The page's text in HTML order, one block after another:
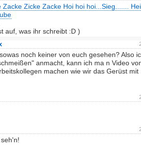
Zacke Zicke Zacke Hoi hoi hoi...Sieg.......
auf, was ihr schreibt :D )
noch keiner von euch gesehen? Also
anmacht, kann ich ma n Video
machen wie wir das Gerüst mit